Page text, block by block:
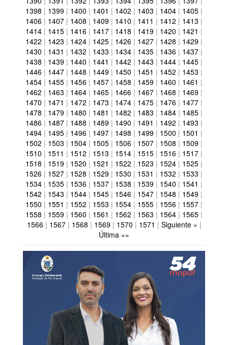
1398 | 1399 | 1400 | 1401 | 1402 | 1403 | 1404 | 1405 |
1406 | 1407 | 1408 | 1409 | 1410 | 1411 | 1412 | 1413 |
1414 | 1415 | 1416 | 1417 | 1418 | 1419 | 1420 | 1421 |
1422 | 1423 | 1424 | 1425 | 1426 | 1427 | 1428 | 1429 |
1430 | 1431 | 1432 | 1433 | 1434 | 1435 | 1436 | 1437 |
1438 | 1439 | 1440 | 1441 | 1442 | 1443 | 1444 | 1445 |
1446 | 1447 | 1448 | 1449 | 1450 | 1451 | 1452 | 1453 |
1454 | 1455 | 1456 | 1457 | 1458 | 1459 | 1460 | 1461 |
1462 | 1463 | 1464 | 1465 | 1466 | 1467 | 1468 | 1469 |
1470 | 1471 | 1472 | 1473 | 1474 | 1475 | 1476 | 1477 |
1478 | 1479 | 1480 | 1481 | 1482 | 1483 | 1484 | 1485 |
1486 | 1487 | 1488 | 1489 | 1490 | 1491 | 1492 | 1493 |
1494 | 1495 | 1496 | 1497 | 1498 | 1499 | 1500 | 1501 |
1502 | 1503 | 1504 | 1505 | 1506 | 1507 | 1508 | 1509 |
1510 | 1511 | 1512 | 1513 | 1514 | 1515 | 1516 | 1517 |
1518 | 1519 | 1520 | 1521 | 1522 | 1523 | 1524 | 1525 |
1526 | 1527 | 1528 | 1529 | 1530 | 1531 | 1532 | 1533 |
1534 | 1535 | 1536 | 1537 | 1538 | 1539 | 1540 | 1541 |
1542 | 1543 | 1544 | 1545 | 1546 | 1547 | 1548 | 1549 |
1550 | 1551 | 1552 | 1553 | 1554 | 1555 | 1556 | 1557 |
1558 | 1559 | 1560 | 1561 | 1562 | 1563 | 1564 | 1565 |
1566| 1567| 1568 | 1569| 1570 | 1571 | Siguiente » |
Última »»